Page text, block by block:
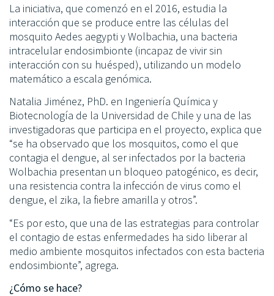
La iniciativa, que comenzó en el 2016, estudia la
interacción que se produce entre las células del
mosquito Aedes aegypti y Wolbachia, una bacteria
intracelular endosimbionte (incapaz de vivir sin
interacción con su huésped), utilizando un modelo
matemático a escala genómica.
Natalia Jiménez, PhD. en Ingeniería Química y
Biotecnología de la Universidad de Chile y una de las
investigadoras que participa en el proyecto, explica que
“se ha observado que los mosquitos, como el que
contagia el dengue, al ser infectados por la bacteria
Wolbachia presentan un bloqueo patogénico, es decir,
una resistencia contra la infección de virus como el
dengue, el zika, la fiebre amarilla y otros”.
“Es por esto, que una de las estrategias para controlar
el contagio de estas enfermedades ha sido liberar al
medio ambiente mosquitos infectados con esta bacteria
endosimbionte”, agrega.
¿Cómo se hace?